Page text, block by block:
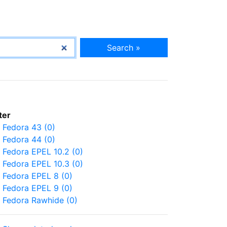
Search »
Fedora 43 (0)
Fedora 44 (0)
Fedora EPEL 10.2 (0)
Fedora EPEL 10.3 (0)
Fedora EPEL 8 (0)
Fedora EPEL 9 (0)
Fedora Rawhide (0)